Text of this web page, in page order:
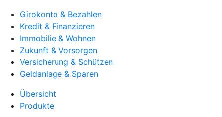
Girokonto & Bezahlen
Kredit & Finanzieren
Immobilie & Wohnen
Zukunft & Vorsorgen
Versicherung & Schützen
Geldanlage & Sparen
Übersicht
Produkte